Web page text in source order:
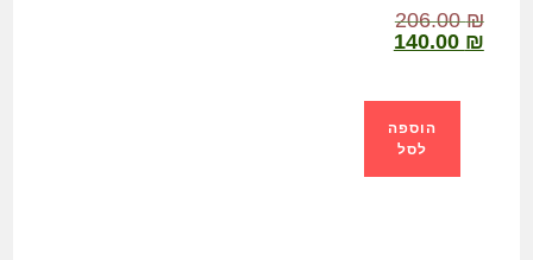
206.00₪
140.00 ₪
הוספה
לסל